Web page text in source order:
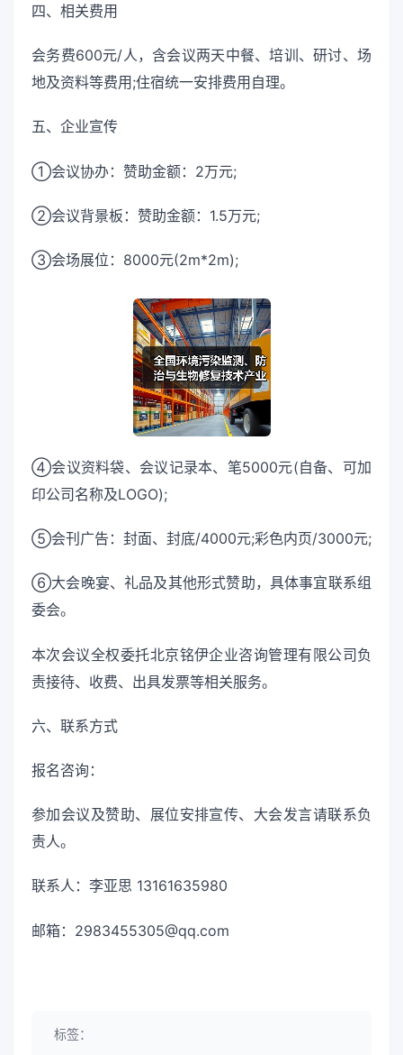
四、相关费用
会务费600元/人，含会议两天中餐、培训、研讨、场
地及资料等费用;住宿统一安排费用自理。
五、企业宣传
①会议协办：赞助金额：2万元;
②会议背景板：赞助金额：1.5万元;
③会场展位：8000元(2m*2m);
④会议资料袋、会议记录本、笔5000元(自备、可加
印公司名称及LOGO);
⑤会刊广告：封面、封底/4000元;彩色内页/3000元;
⑥大会晚宴、礼品及其他形式赞助，具体事宜联系组
委会。
本次会议全权委托北京铭伊企业咨询管理有限公司负
责接待、收费、出具发票等相关服务。
六、联系方式
报名咨询：
参加会议及赞助、展位安排宣传、大会发言请联系负
责人。
联系人：李亚思 13161635980
邮箱：2983455305@qq.com
标签：